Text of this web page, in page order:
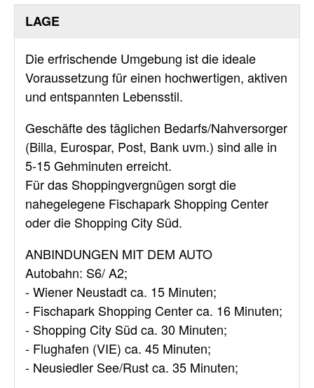
LAGE
Die erfrischende Umgebung ist die ideale
Voraussetzung für einen hochwertigen, aktiven
und entspannten Lebensstil.
Geschäfte des täglichen Bedarfs/Nahversorger
(Billa, Eurospar, Post, Bank uvm.) sind alle in
5-15 Gehminuten erreicht.
Für das Shoppingvergnügen sorgt die
nahegelegene Fischapark Shopping Center
oder die Shopping City Süd.
ANBINDUNGEN MIT DEM AUTO
Autobahn: S6/ A2;
- Wiener Neustadt ca. 15 Minuten;
- Fischapark Shopping Center ca. 16 Minuten;
- Shopping City Süd ca. 30 Minuten;
- Flughafen (VIE) ca. 45 Minuten;
- Neusiedler See/Rust ca. 35 Minuten;